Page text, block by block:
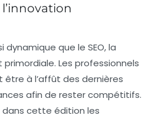
dynamique que le SEO, la
Les professionnels
à l’affût des dernières
afin de rester compétitifs.
cette édition les